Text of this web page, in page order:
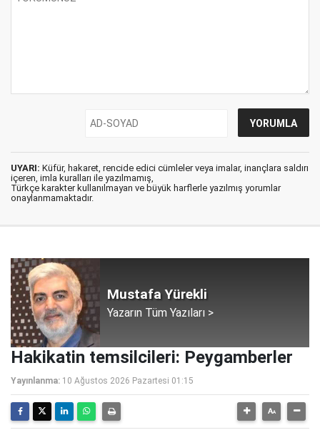
UYARI: Küfür, hakaret, rencide edici cümleler veya imalar, inançlara saldırı
içeren, imla kuralları ile yazılmamış,
Türkçe karakter kullanılmayan ve büyük harflerle yazılmış yorumlar
onaylanmamaktadır.
Mustafa Yürekli
Yazarın Tüm Yazıları >
Hakikatin temsilcileri: Peygamberler
Yayınlanma: 10 Ağustos 2026 Pazartesi 01:15